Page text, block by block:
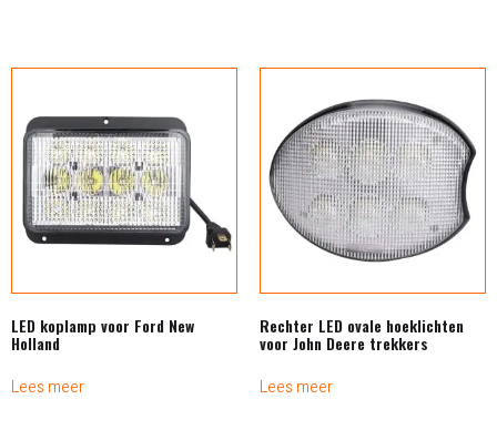
LED koplamp voor Ford New
Holland
Lees meer
Rechter LED ovale hoeklichten
voor John Deere trekkers
Lees meer